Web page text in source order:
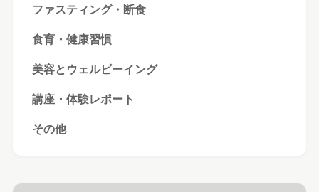
ファスティング・断食
食育・健康習慣
美容とウェルビーイング
講座・体験レポート
その他